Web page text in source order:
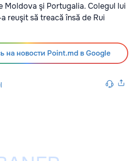
Moldova şi Portugalia. Colegul lui
reuşit să treacă însă de Rui
на новости Point.md в Google